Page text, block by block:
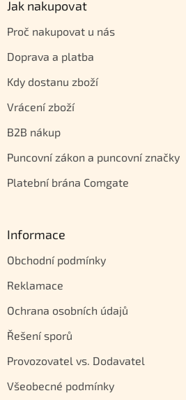
Jak nakupovat
Proč nakupovat u nás
Doprava a platba
Kdy dostanu zboží
Vrácení zboží
B2B nákup
Puncovní zákon a puncovní značky
Platební brána Comgate
Informace
Obchodní podmínky
Reklamace
Ochrana osobních údajů
Řešení sporů
Provozovatel vs. Dodavatel
Všeobecné podmínky